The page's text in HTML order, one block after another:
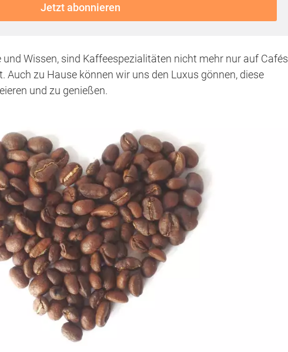
Jetzt abonnieren
Wissen, sind Kaffeespezialitäten nicht mehr nur auf Cafés
Auch zu Hause können wir uns den Luxus gönnen, diese
und zu genießen.